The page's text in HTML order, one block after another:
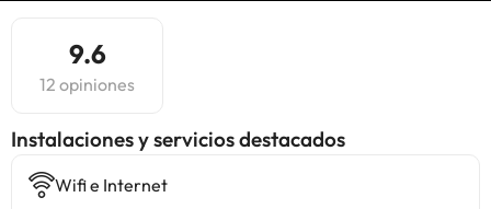
9.6
12 opiniones
Instalaciones y servicios destacados
Wifi e Internet